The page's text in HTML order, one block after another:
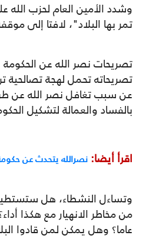
وشدد الأمين العام لحزب
تمر بها البلاد"، لافتا إلى
تصريحات نصر الله عن
تصريحاته تحمل لهجة تصالحية
عن سبب تغافل نصر الله عن طرح
بالفساد والعمالة لتشكيل
اقرأ أيضا: نصرالله يتحدث عن
وتساءل النشطاء، هل ستستطيع
من مخاطر الانهيار مع هكذا
عاما؟ وهل يمكن لمن قادوا